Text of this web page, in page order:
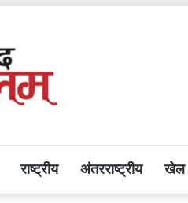
राष्ट्रीय अंतरराष्ट्रीय खेल